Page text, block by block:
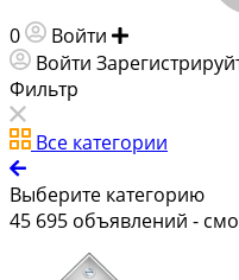
0 Войти
Войти
Фильтр
Все категории
Выберите категорию
45 695 объявлений -